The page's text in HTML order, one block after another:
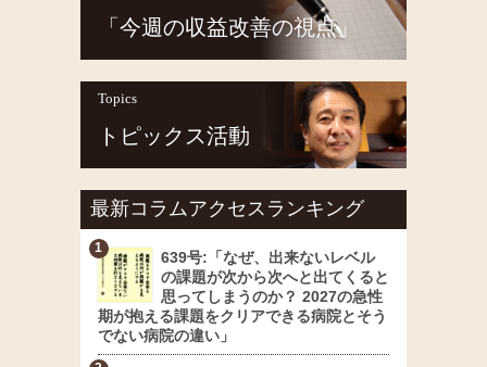
「今週の収益改善の視点」
Topics
トピックス活動
最新コラムアクセスランキング
639号:「なぜ、出来ないレベル
の課題が次から次へと出てくると
思ってしまうのか？ 2027の急性
期が抱える課題をクリアできる病院とそう
でない病院の違い」